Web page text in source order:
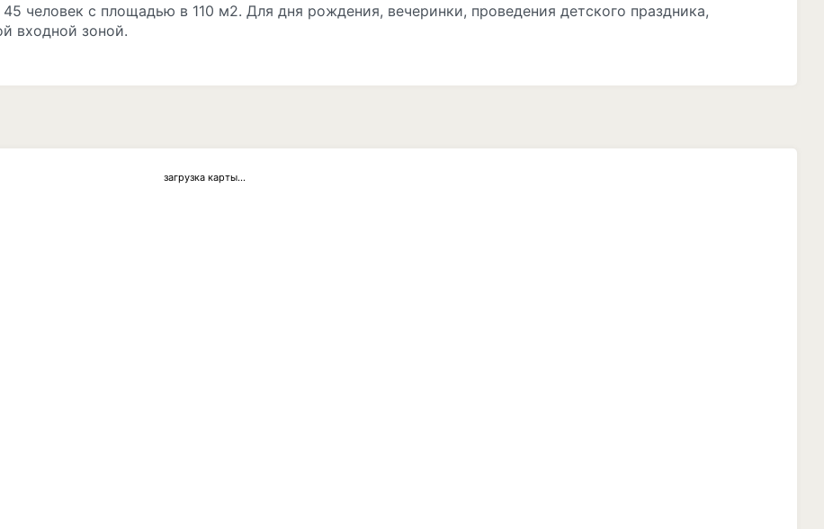
человек с площадью в 110 м2. Для дня рождения, вечеринки, проведения детского праздника,
входной зоной.
загрузка карты...